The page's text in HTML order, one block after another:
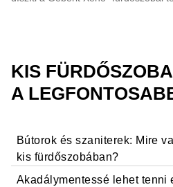
KIS
A
Bútorok és szaniterek: Mire
kis fürdőszobában?
Akadálymentessé lehet tenni